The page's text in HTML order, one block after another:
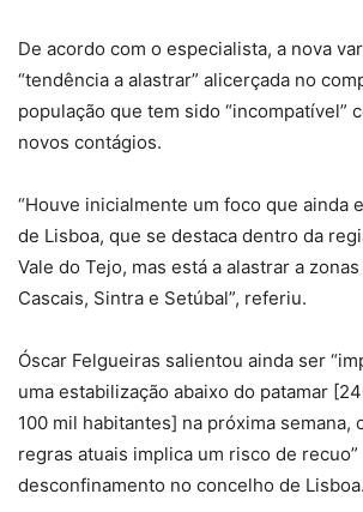
De acordo com o especialista, a nova
“tendência a alastrar” alicerçada no
população que tem sido “incompatível”
novos contágios.
“Houve inicialmente um foco que ainda
de Lisboa, que se destaca dentro da
Vale do Tejo, mas está a alastrar a
Cascais, Sintra e Setúbal”, referiu.
Óscar Felgueiras salientou ainda ser
uma estabilização abaixo do patamar
100 mil habitantes] na próxima semana,
regras atuais implica um risco de recuo”
desconfinamento no concelho de Lisboa.